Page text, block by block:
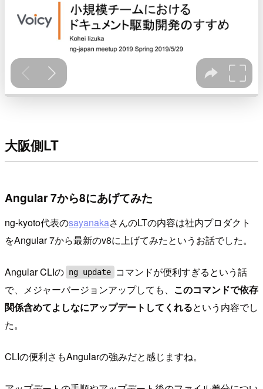
大阪側LT
Angular 7から8にあげてみた
ng-kyoto代表のsayanakaさんのLTの内容は社内プロダクト
をAngular 7から最新のv8に上げてみたというお話でした。
Angular CLIの ng update
コマンドが便利すぎるという話
で、メジャーバージョンアップしても、 このコマンドで依存
関係含めてよしなにアップデートしてくれるという内容でし
た。
CLIの便利さもAngularの強みだと感じますね。